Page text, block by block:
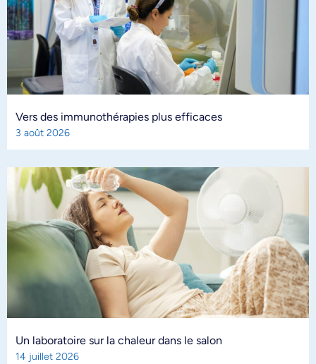
Vers des immunothérapies plus efficaces
3 août 2026
Un laboratoire sur la chaleur dans le salon
14 juillet 2026